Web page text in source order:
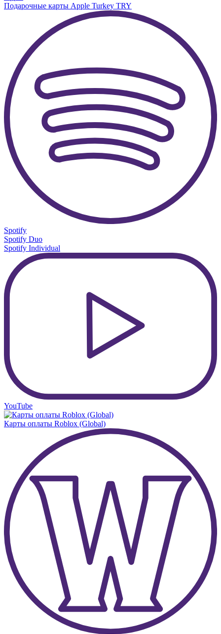
Подарочные карты Apple Turkey TRY
Spotify
Spotify Duo
Spotify Individual
YouTube
Карты оплаты Roblox (Global)